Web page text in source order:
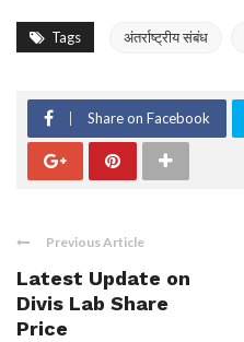
Tags अंतर्राष्ट्रीय संबंध
Share on Facebook
Previous Article
Latest Update on
Divis Lab Share
Price